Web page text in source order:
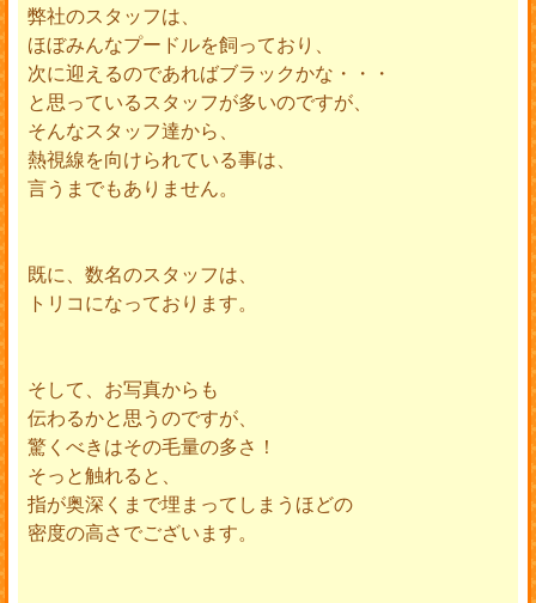
弊社のスタッフは、
ほぼみんなプードルを飼っており、
次に迎えるのであればブラックかな・・・
と思っているスタッフが多いのですが、
そんなスタッフ達から、
熱視線を向けられている事は、
言うまでもありません。
既に、数名のスタッフは、
トリコになっております。
そして、お写真からも
伝わるかと思うのですが、
驚くべきはその毛量の多さ！
そっと触れると、
指が奥深くまで埋まってしまうほどの
密度の高さでございます。